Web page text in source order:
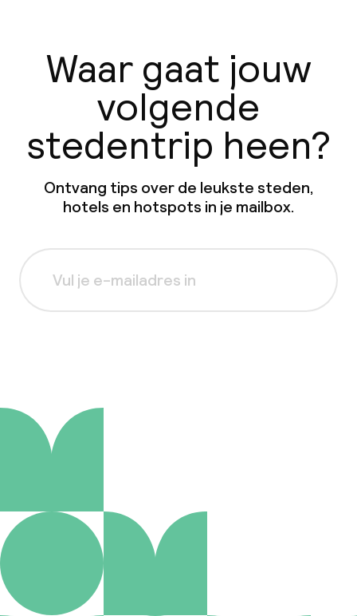
Waar gaat jouw
volgende
stedentrip heen?
Ontvang tips over de leukste steden,
hotels en hotspots in je mailbox.